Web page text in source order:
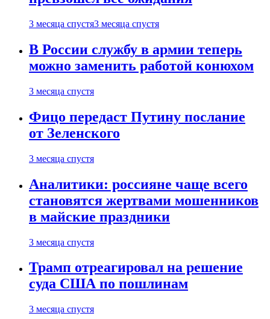
3 месяца спустя3 месяца спустя
В России службу в армии теперь
можно заменить работой конюхом
3 месяца спустя
Фицо передаст Путину послание
от Зеленского
3 месяца спустя
Аналитики: россияне чаще всего
становятся жертвами мошенников
в майские праздники
3 месяца спустя
Трамп отреагировал на решение
суда США по пошлинам
3 месяца спустя